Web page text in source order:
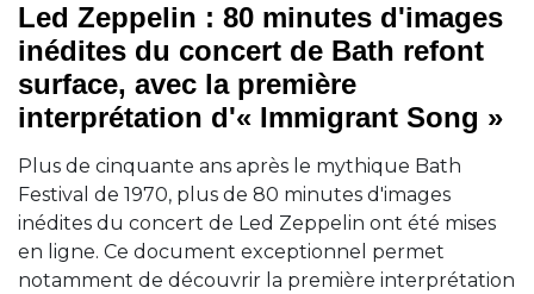
Led Zeppelin : 80 minutes d'images
inédites du concert de Bath refont
surface, avec la première
interprétation d'« Immigrant Song »
Plus de cinquante ans après le mythique Bath
Festival de 1970, plus de 80 minutes d'images
inédites du concert de Led Zeppelin ont été mises
en ligne. Ce document exceptionnel permet
notamment de découvrir la première interprétation